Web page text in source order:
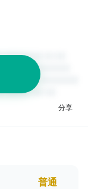
分享
普通